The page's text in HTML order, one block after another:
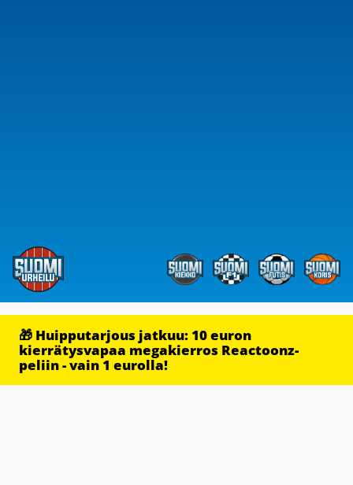
🎁 Huipputarjous jatkuu: 10 euron
kierrätysvapaa megakierros Reactoonz-
peliin - vain 1 eurolla!